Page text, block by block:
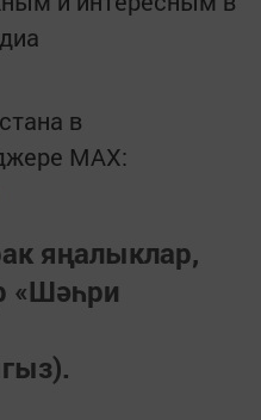
в
MАХ:
яңалыклар,
«Шәһри